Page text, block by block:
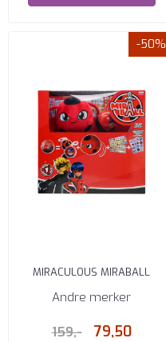
-50%
MIRACULOUS MIRABALL
KWAMI PLUSH 22
Andre merker
159,- 79,50